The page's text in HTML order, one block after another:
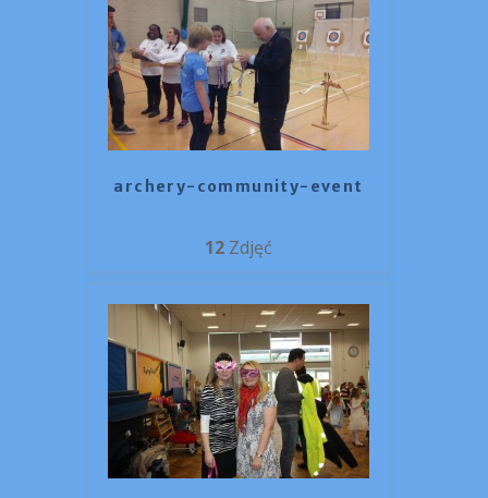
archery-community-event
12 Zdjęć